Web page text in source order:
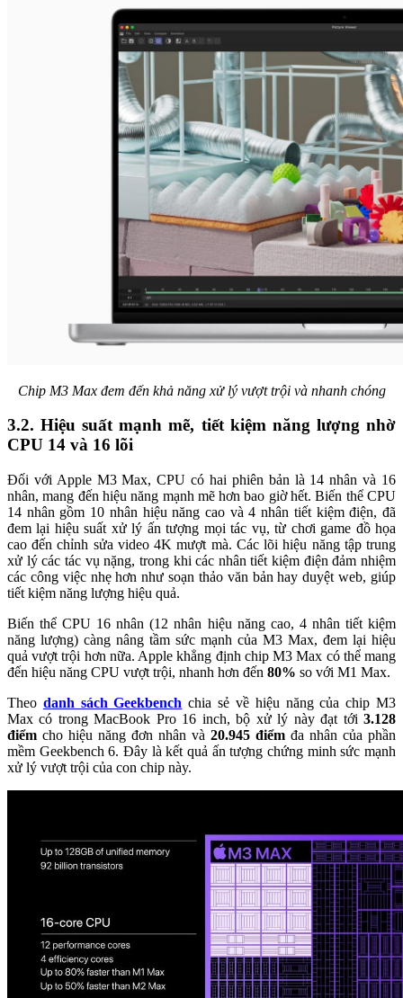
Chip M3 Max đem đến khả năng xử lý vượt trội và nhanh chóng
3.2. Hiệu suất mạnh mẽ, tiết kiệm năng lượng nhờ
CPU 14 và 16 lõi
Đối với Apple M3 Max, CPU có hai phiên bản là 14 nhân và 16
nhân, mang đến hiệu năng mạnh mẽ hơn bao giờ hết. Biến thể CPU
14 nhân gồm 10 nhân hiệu năng cao và 4 nhân tiết kiệm điện, đã
đem lại hiệu suất xử lý ấn tượng mọi tác vụ, từ chơi game đồ họa
cao đến chỉnh sửa video 4K mượt mà. Các lõi hiệu năng tập trung
xử lý các tác vụ nặng, trong khi các nhân tiết kiệm điện đảm nhiệm
các công việc nhẹ hơn như soạn thảo văn bản hay duyệt web, giúp
tiết kiệm năng lượng hiệu quả.
Biến thể CPU 16 nhân (12 nhân hiệu năng cao, 4 nhân tiết kiệm
năng lượng) càng nâng tầm sức mạnh của M3 Max, đem lại hiệu
quả vượt trội hơn nữa. Apple khẳng định chip M3 Max có thể mang
đến hiệu năng CPU vượt trội, nhanh hơn đến 80% so với M1 Max.
Theo danh sách Geekbench chia sẻ về hiệu năng của chip M3
Max có trong MacBook Pro 16 inch, bộ xử lý này đạt tới 3.128
điểm cho hiệu năng đơn nhân và 20.945 điểm đa nhân của phần
mềm Geekbench 6. Đây là kết quả ấn tượng chứng minh sức mạnh
xử lý vượt trội của con chip này.